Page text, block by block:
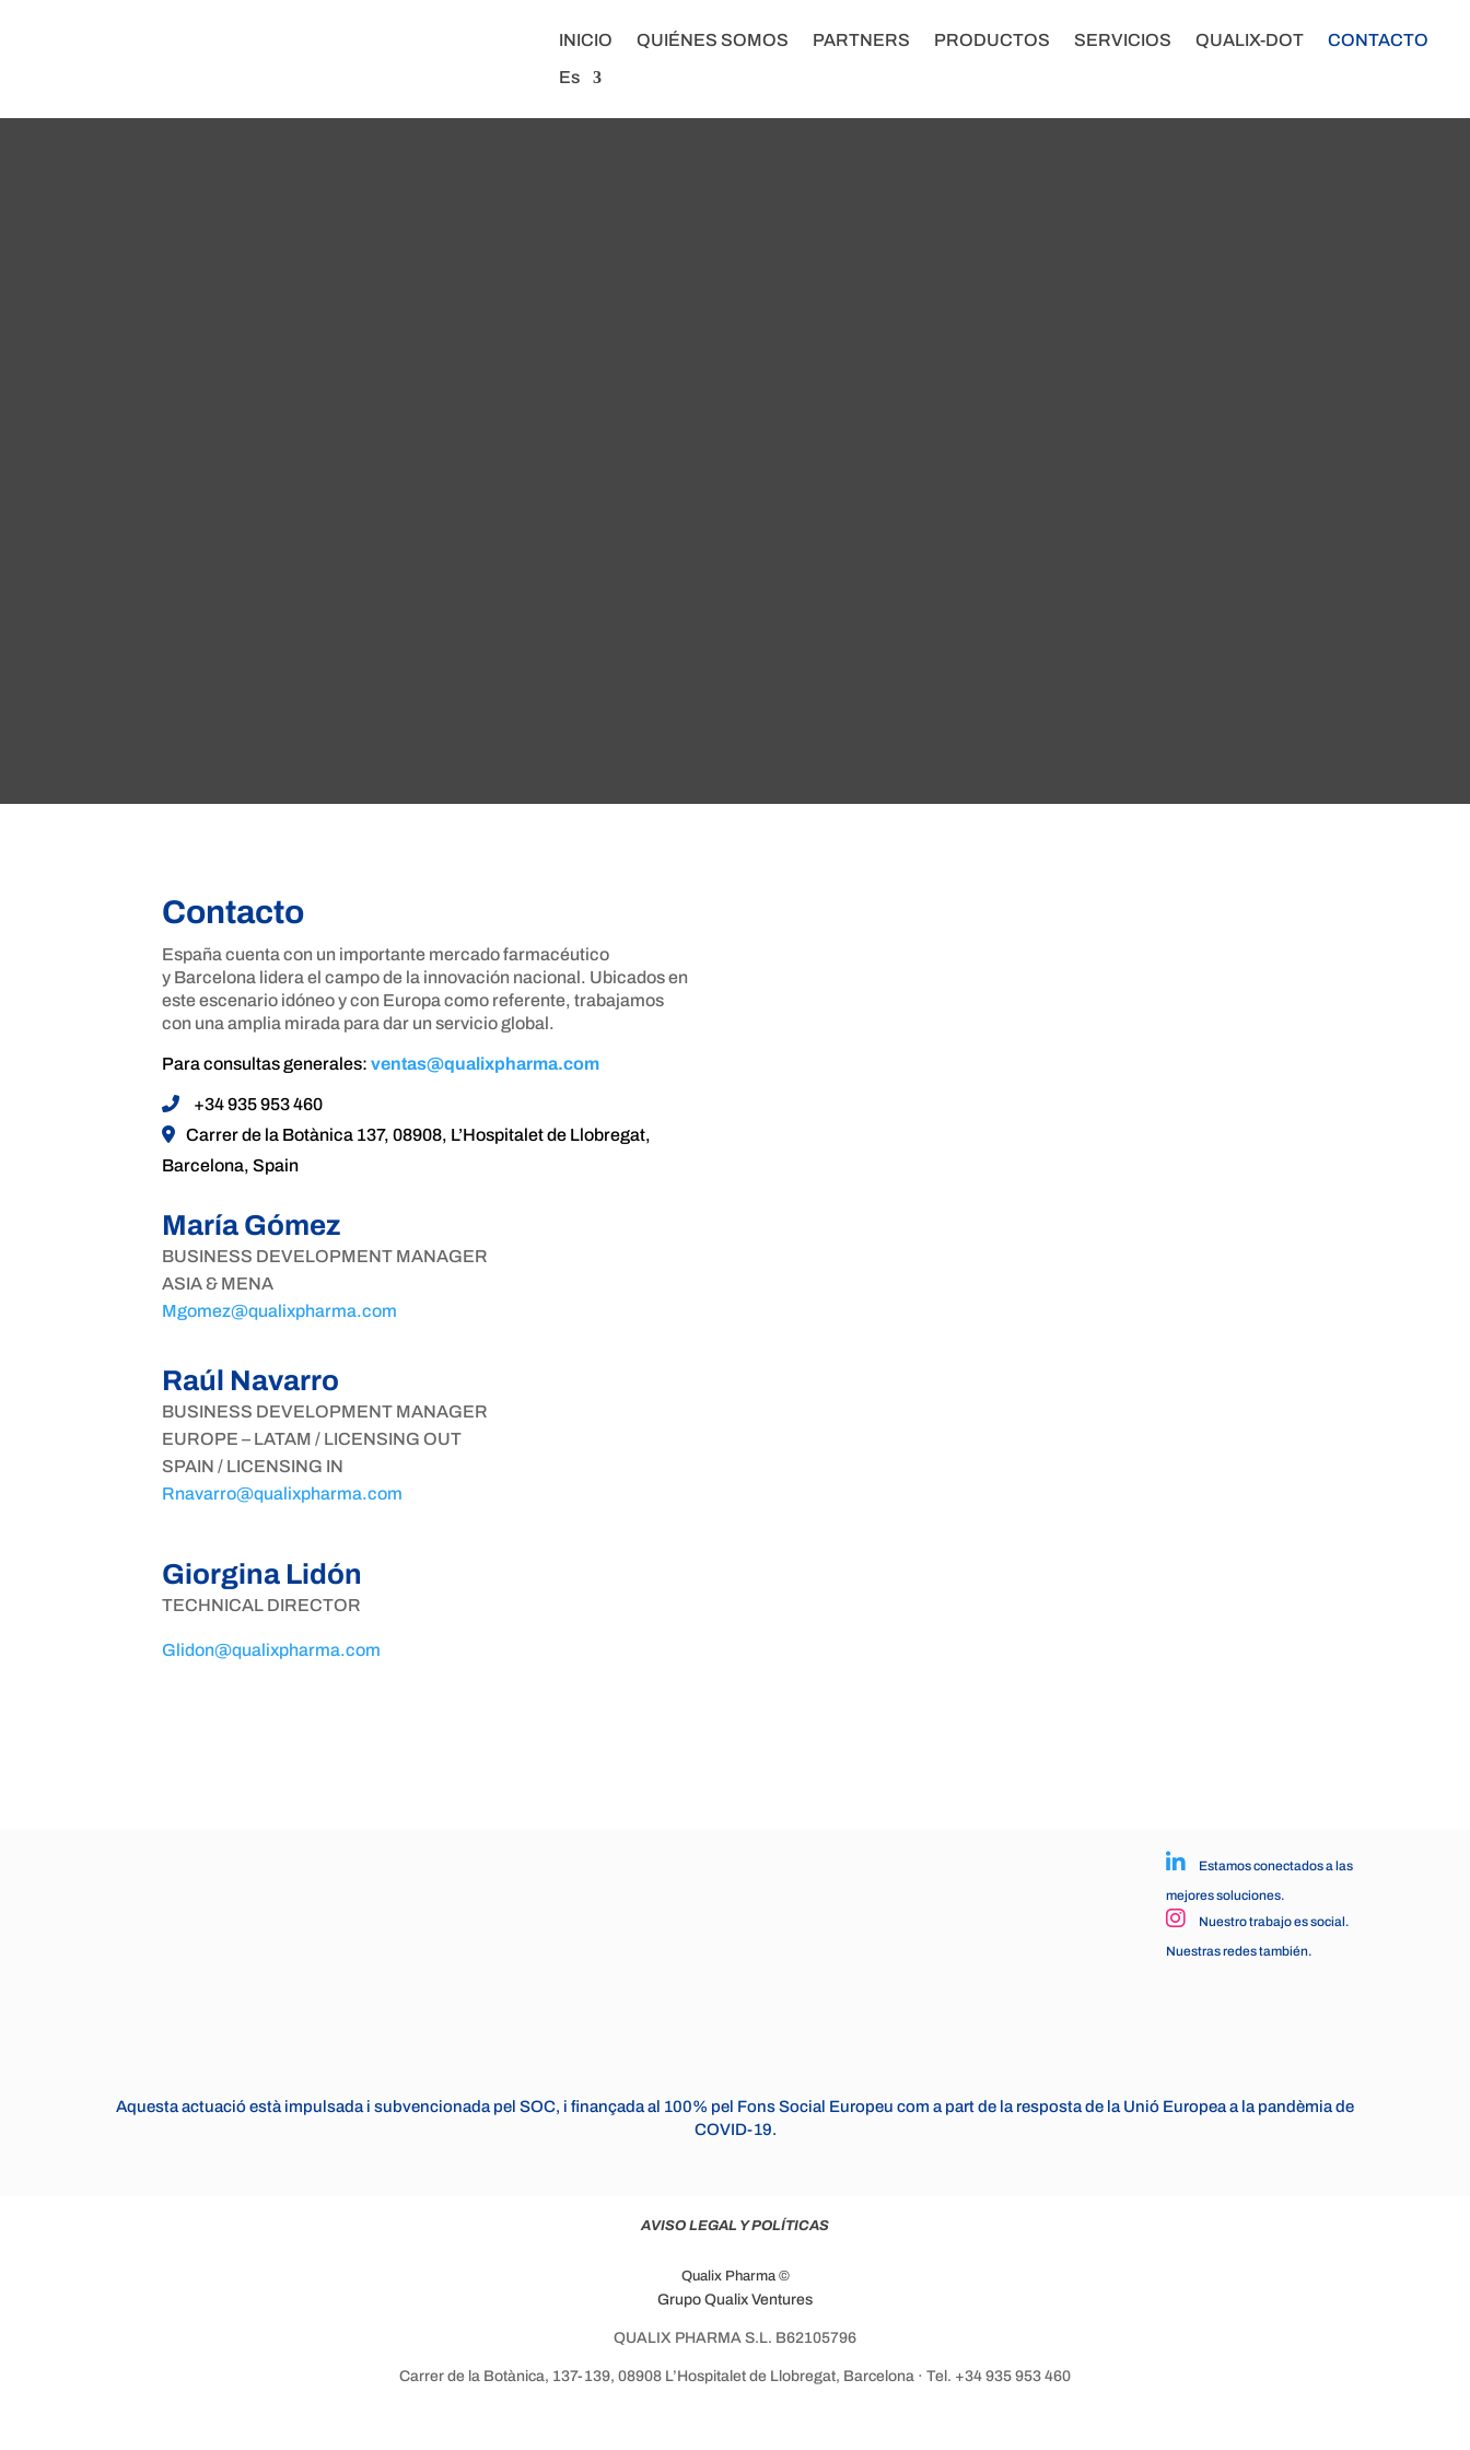
INICIO QUIÉNES SOMOS PARTNERS PRODUCTOS SERVICIOS QUALIX-DOT
CONTACTO
Es
Contacto
España cuenta con un importante mercado farmacéutico
y Barcelona lidera el campo de la innovación nacional. Ubicados en
este escenario idóneo y con Europa como referente, trabajamos
con una amplia mirada para dar un servicio global.
Para consultas generales: ventas@qualixpharma.com
+34 935 953 460
Carrer de la Botànica 137, 08908, L’Hospitalet de Llobregat,
Barcelona, Spain
María Gómez
BUSINESS DEVELOPMENT MANAGER
ASIA & MENA
Mgomez@qualixpharma.com
Raúl Navarro
BUSINESS DEVELOPMENT MANAGER
EUROPE – LATAM / LICENSING OUT
SPAIN / LICENSING IN
Rnavarro@qualixpharma.com
Giorgina Lidón
TECHNICAL DIRECTOR
Glidon@qualixpharma.com
Estamos conectados a las
mejores soluciones.
Nuestro trabajo es social.
Nuestras redes también.
Aquesta actuació està impulsada i subvencionada pel SOC, i finançada al 100% pel Fons Social Europeu com a part de la resposta de la Unió Europea a la pandèmia de
COVID-19.
AVISO LEGAL Y POLÍTICAS
Qualix Pharma ©
Grupo Qualix Ventures
QUALIX PHARMA S.L. B62105796
Carrer de la Botànica, 137-139, 08908 L’Hospitalet de Llobregat, Barcelona · Tel. +34 935 953 460